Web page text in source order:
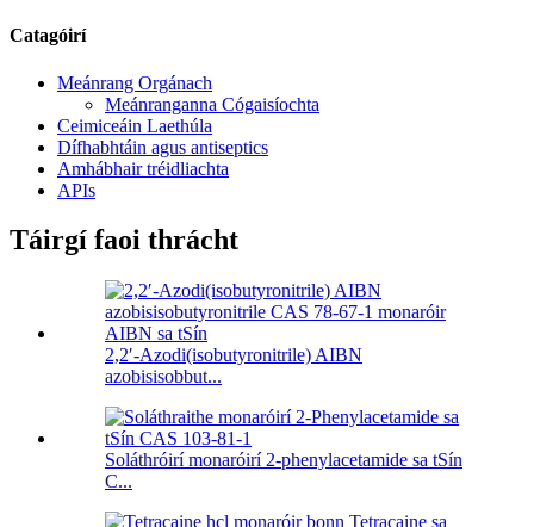
Catagóirí
Meánrang Orgánach
Meánranganna Cógaisíochta
Ceimiceáin Laethúla
Dífhabhtáin agus antiseptics
Amhábhair tréidliachta
APIs
Táirgí faoi thrácht
2,2′-Azodi(isobutyronitrile) AIBN
azobisisobbut...
Soláthróirí monaróirí 2-phenylacetamide sa tSín
C...